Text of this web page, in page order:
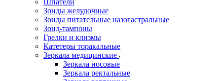
Шпатели
Зонды желудочные
Зонды питательные назогастральные
Зонд-тампоны
Грелки и клизмы
Катетеры торакальные
Зеркала медицинские
Зеркала носовые
Зеркала ректальные